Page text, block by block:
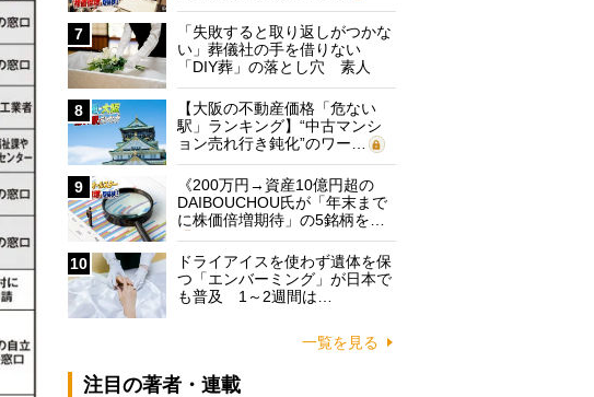
7
「失敗すると取り返しがつかな
い」葬儀社の手を借りない
「DIY葬」の落とし穴 素人
に…
8
【大阪の不動産価格「危ない
駅」ランキング】“中古マンシ
ョン売れ行き鈍化”のワー…
9
《200万円→資産10億円超の
DAIBOUCHOU氏が「年末まで
に株価倍増期待」の5銘柄を…
10
ドライアイスを使わず遺体を保
つ「エンバーミング」が日本で
も普及 1～2週間は…
一覧を見る
注目の著者・連載